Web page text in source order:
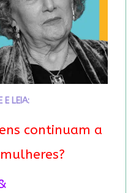
E LEIA:
continuam a